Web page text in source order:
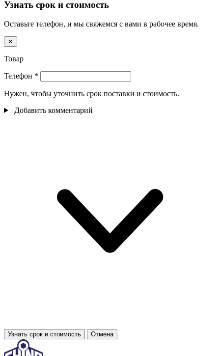
Узнать срок и стоимость
Оставьте телефон, и мы свяжемся с вами в рабочее время.
✕
Товар
Телефон *
Нужен, чтобы уточнить срок поставки и стоимость.
Добавить комментарий
Узнать срок и стоимость Отмена